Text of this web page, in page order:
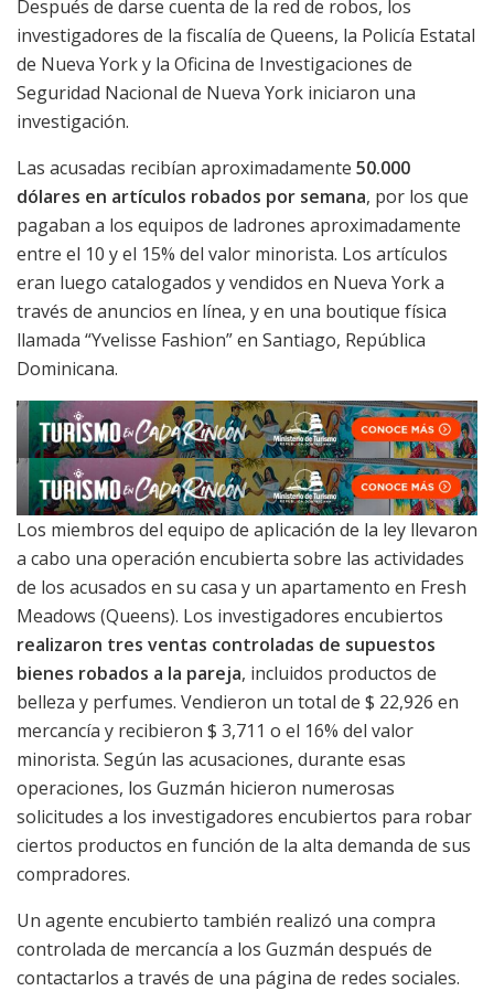
Después de darse cuenta de la red de robos, los
investigadores de la fiscalía de Queens, la Policía Estatal
de Nueva York y la Oficina de Investigaciones de
Seguridad Nacional de Nueva York iniciaron una
investigación.
Las acusadas recibían aproximadamente 50.000
dólares en artículos robados por semana, por los que
pagaban a los equipos de ladrones aproximadamente
entre el 10 y el 15% del valor minorista. Los artículos
eran luego catalogados y vendidos en Nueva York a
través de anuncios en línea, y en una boutique física
llamada “Yvelisse Fashion” en Santiago, República
Dominicana.
Los miembros del equipo de aplicación de la ley llevaron
a cabo una operación encubierta sobre las actividades
de los acusados en su casa y un apartamento en Fresh
Meadows (Queens). Los investigadores encubiertos
realizaron tres ventas controladas de supuestos
bienes robados a la pareja, incluidos productos de
belleza y perfumes. Vendieron un total de $ 22,926 en
mercancía y recibieron $ 3,711 o el 16% del valor
minorista. Según las acusaciones, durante esas
operaciones, los Guzmán hicieron numerosas
solicitudes a los investigadores encubiertos para robar
ciertos productos en función de la alta demanda de sus
compradores.
Un agente encubierto también realizó una compra
controlada de mercancía a los Guzmán después de
contactarlos a través de una página de redes sociales.